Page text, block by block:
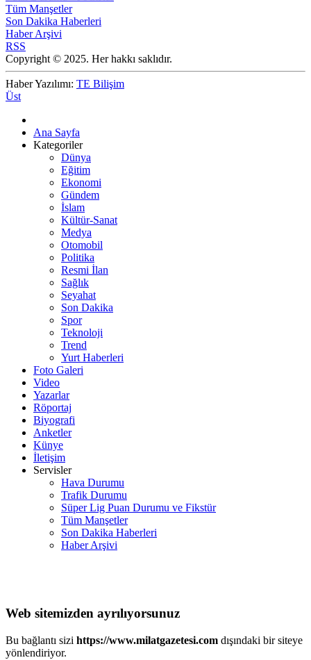
Tüm Manşetler
Son Dakika Haberleri
Haber Arşivi
RSS
Copyright © 2025. Her hakkı saklıdır.
Haber Yazılımı: TE Bilişim
Üst
Ana Sayfa
Kategoriler
Dünya
Eğitim
Ekonomi
Gündem
İslam
Kültür-Sanat
Medya
Otomobil
Politika
Resmi İlan
Sağlık
Seyahat
Son Dakika
Spor
Teknoloji
Trend
Yurt Haberleri
Foto Galeri
Video
Yazarlar
Röportaj
Biyografi
Anketler
Künye
İletişim
Servisler
Hava Durumu
Trafik Durumu
Süper Lig Puan Durumu ve Fikstür
Tüm Manşetler
Son Dakika Haberleri
Haber Arşivi
Web sitemizden ayrılıyorsunuz
Bu bağlantı sizi https://www.milatgazetesi.com dışındaki bir siteye
yönlendiriyor.